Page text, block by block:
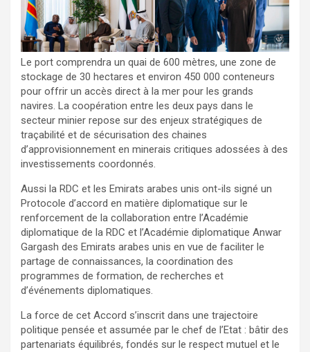
Le port comprendra un quai de 600 mètres, une zone de
stockage de 30 hectares et environ 450 000 conteneurs
pour offrir un accès direct à la mer pour les grands
navires. La coopération entre les deux pays dans le
secteur minier repose sur des enjeux stratégiques de
traçabilité et de sécurisation des chaines
d’approvisionnement en minerais critiques adossées à des
investissements coordonnés.
‎Aussi la RDC et les Emirats arabes unis ont-ils signé un
Protocole d’accord en matière diplomatique sur le
renforcement de la collaboration entre l’Académie
diplomatique de la RDC et l’Académie diplomatique Anwar
Gargash des Emirats arabes unis en vue de faciliter le
partage de connaissances, la coordination des
programmes de formation, de recherches et
d’événements diplomatiques.
‎La force de cet Accord s’inscrit dans une trajectoire
politique pensée et assumée par le chef de l’Etat : bâtir des
partenariats équilibrés, fondés sur le respect mutuel et le